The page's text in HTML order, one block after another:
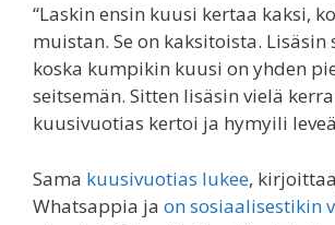
“Laskin ensin kuusi kertaa kaksi,
muistan. Se on kaksitoista. Lisäsin
koska kumpikin kuusi on yhden
seitsemän. Sitten lisäsin vielä
kuusivuotias kertoi ja hymyili
Sama kuusivuotias lukee,
Whatsappia ja on sosiaalisestikin